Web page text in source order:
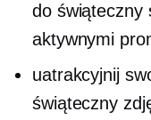
do świąteczny
aktywnymi
uatrakcyjnij
świąteczny